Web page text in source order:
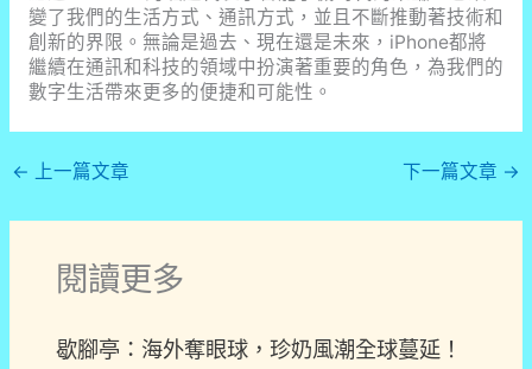
變了我們的生活方式、通訊方式，並且不斷推動著技術和
創新的界限。無論是過去、現在還是未來，iPhone都將
繼續在通訊和科技的領域中扮演著重要的角色，為我們的
數字生活帶來更多的便捷和可能性。
← 上一篇文章 下一篇文章 →
閱讀更多
歇腳亭：海外奪眼球，珍奶風潮全球蔓延！